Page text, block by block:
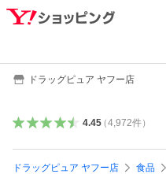
ドラッグピュア ヤフー店
4.45（4,972件）
ドラッグピュア ヤフー店 食品